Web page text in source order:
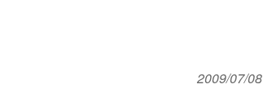
2009/07/08